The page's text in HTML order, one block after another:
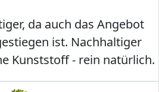
da auch das Angebot
ist. Nachhaltiger
Kunststoff - rein natürlich.